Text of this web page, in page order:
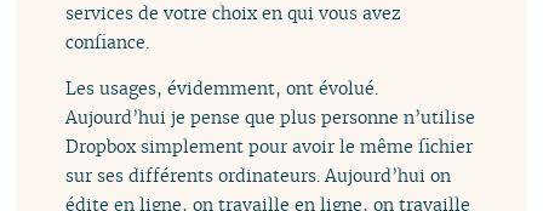
services de votre choix en qui vous avez
confiance.
Les usages, évidemment, ont évolué.
Aujourd’hui je pense que plus personne n’utilise
Dropbox simplement pour avoir le même fichier
sur ses différents ordinateurs. Aujourd’hui on
édite en ligne, on travaille en ligne, on travaille